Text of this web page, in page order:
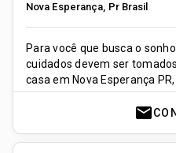
Nova Esperança, Pr Brasil
Para você que busca o
cuidados devem ser
casa em Nova Esperança
mail